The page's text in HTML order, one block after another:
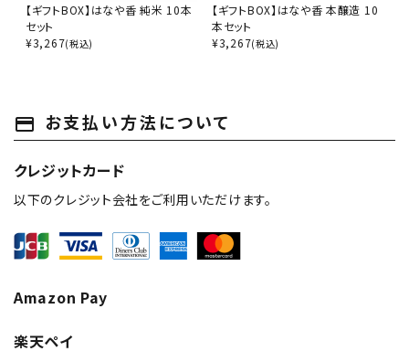
【ギフトBOX】はなや香 純米 10本
セット
¥3,267(税込)
【ギフトBOX】はなや香 本醸造 10
本セット
¥3,267(税込)
payment お支払い方法について
クレジットカード
以下のクレジット会社をご利用いただけます。
Amazon Pay
楽天ペイ